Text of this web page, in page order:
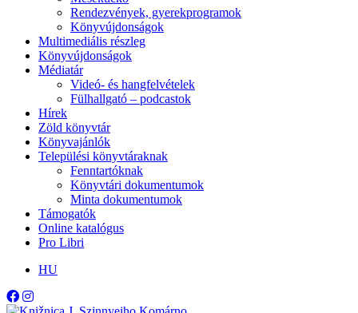
Rendezvények, gyerekprogramok
Könyvújdonságok
Multimediális részleg
Könyvújdonságok
Médiatár
Videó- és hangfelvételek
Fülhallgató – podcastok
Hírek
Zöld könyvtár
Könyvajánlók
Települési könyvtáraknak
Fenntartóknak
Könyvtári dokumentumok
Minta dokumentumok
Támogatók
Online katalógus
Pro Libri
HU